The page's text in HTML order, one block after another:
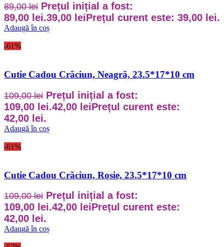
89,00lei Prețul inițial a fost:
89,00 lei.39,00 leiPrețul curent este: 39,00 lei.
Adaugă în coș
-61%
Cutie Cadou Crăciun, Neagră, 23.5*17*10 cm
109,00lei Prețul inițial a fost:
109,00 lei.42,00 leiPrețul curent este:
42,00 lei.
Adaugă în coș
-61%
Cutie Cadou Crăciun, Rosie, 23.5*17*10 cm
109,00lei Prețul inițial a fost:
109,00 lei.42,00 leiPrețul curent este:
42,00 lei.
Adaugă în coș